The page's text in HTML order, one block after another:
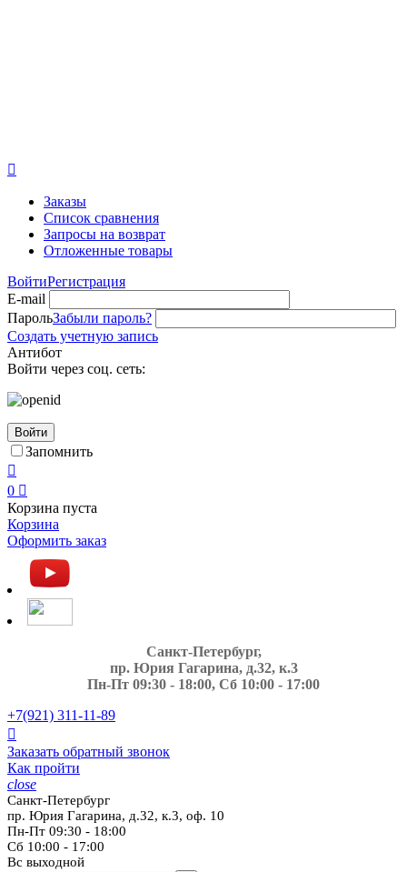

Заказы
Список сравнения
Запросы на возврат
Отложенные товары
ВойтиРегистрация
E-mail
ПарольЗабыли пароль?
Создать учетную запись
Антибот
Войти через соц. сеть:
Войти
Запомнить

0 
Корзина пуста
Корзина
Оформить заказ
Санкт-Петербург,
пр. Юрия Гагарина, д.32, к.3
Пн-Пт 09:30 - 18:00, Сб 10:00 - 17:00
+7(921) 311-11-89

Заказать обратный звонок
Как пройти
close
Санкт-Петербург
пр. Юрия Гагарина, д.32, к.3, оф. 10
Пн-Пт 09:30 - 18:00
Сб 10:00 - 17:00
Вс выходной